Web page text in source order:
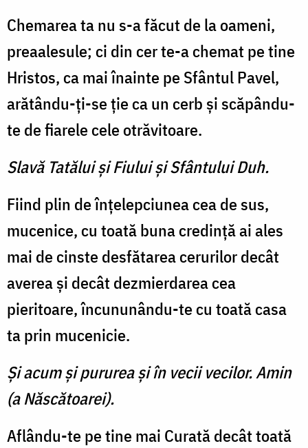
Chemarea ta nu s-a făcut de la oameni,
preaalesule; ci din cer te-a chemat pe tine
Hristos, ca mai înainte pe Sfântul Pavel,
arătându-ţi-se ţie ca un cerb şi scăpându-
te de fiarele cele otrăvitoare.
Slavă Tatălui şi Fiului şi Sfântului Duh.
Fiind plin de înţelepciunea cea de sus,
mucenice, cu toată buna credinţă ai ales
mai de cinste desfătarea cerurilor decât
averea şi decât dezmierdarea cea
pieritoare, încununându-te cu toată casa
ta prin mucenicie.
Şi acum şi pururea şi în vecii vecilor. Amin
(a Născătoarei).
Aflându-te pe tine mai Curată decât toată